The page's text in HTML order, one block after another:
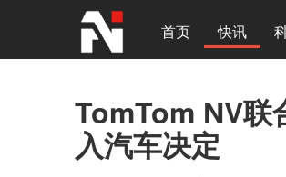
首页 快讯
TomTom NV联
入汽车决定